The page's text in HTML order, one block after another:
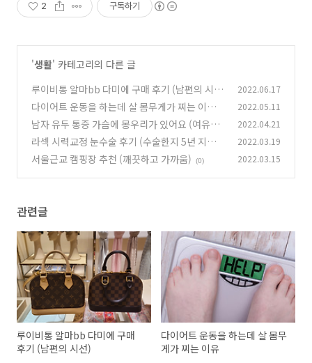
2 구독하기
'생활' 카테고리의 다른 글
루이비통 알마bb 다미에 구매 후기 (남편의 시
선)
(0)
2022.06.17
다이어트 운동을 하는데 살 몸무게가 찌는 이유
(0)
2022.05.11
남자 유두 통증 가슴에 몽우리가 있어요 (여유증
원인치료법) (1)
2022.04.21
라섹 시력교정 눈수술 후기 (수술한지 5년 지남)
(0)
2022.03.19
서울근교 캠핑장 추천 (깨끗하고 가까움) (0) 2022.03.15
관련글
루이비통 알마bb 다미에 구매
후기 (남편의 시선)
다이어트 운동을 하는데 살 몸무
게가 찌는 이유